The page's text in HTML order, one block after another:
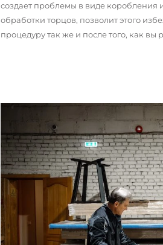
создает проблемы в виде коробления
обработки торцов, позволит этого
процедуру так же и после того, как